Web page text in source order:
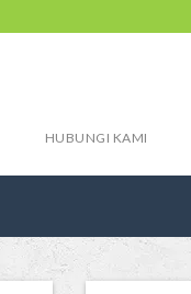
HUBUNGI KAMI